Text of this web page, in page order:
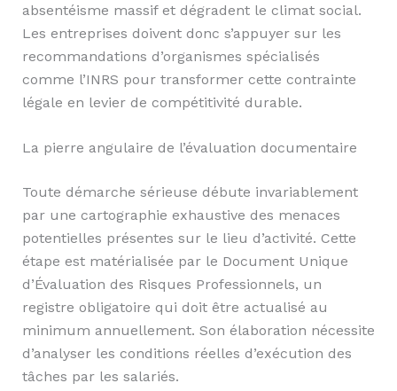
absentéisme massif et dégradent le climat social.
Les entreprises doivent donc s’appuyer sur les
recommandations d’organismes spécialisés
comme l’INRS pour transformer cette contrainte
légale en levier de compétitivité durable.
La pierre angulaire de l’évaluation documentaire
Toute démarche sérieuse débute invariablement
par une cartographie exhaustive des menaces
potentielles présentes sur le lieu d’activité. Cette
étape est matérialisée par le Document Unique
d’Évaluation des Risques Professionnels, un
registre obligatoire qui doit être actualisé au
minimum annuellement. Son élaboration nécessite
d’analyser les conditions réelles d’exécution des
tâches par les salariés.